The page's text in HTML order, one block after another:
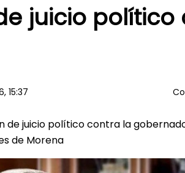
juicio político
15:37
de juicio político contra la
de Morena